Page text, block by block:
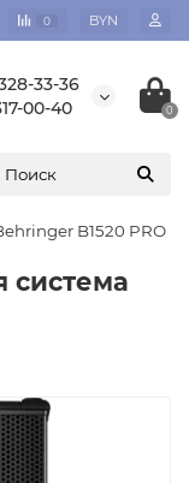
0 BYN
33-36
00-40
0
B1520 PRO
система